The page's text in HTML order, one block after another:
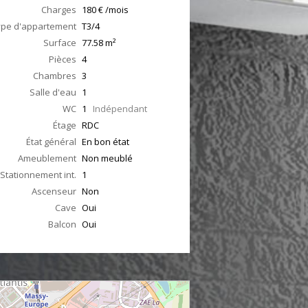
Charges 180 € /mois
d'appartement T3/4
Surface 77.58m²
Pièces 4
Chambres 3
Salle d'eau 1
WC 1 Indépendant
Étage RDC
État général En bon état
Ameublement Non meublé
Stationnement int. 1
Ascenseur Non
Cave Oui
Balcon Oui